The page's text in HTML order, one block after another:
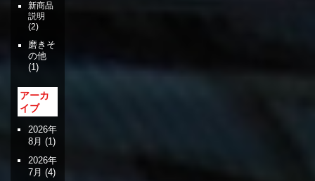
新商品
説明
(2)
磨きそ
の他
(1)
アーカ
イブ
2026年
8月 (1)
2026年
7月 (4)